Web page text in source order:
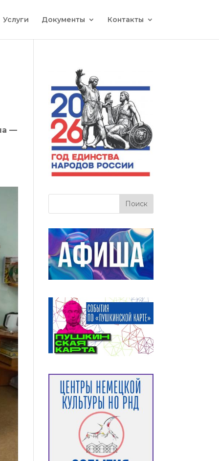
Услуги Документы Контакты
—